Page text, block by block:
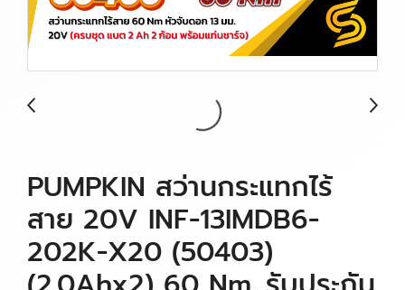
PUMPKIN สว่านกระแทกไร้
สาย 20V INF-13IMDB6-
202K-X20 (50403)